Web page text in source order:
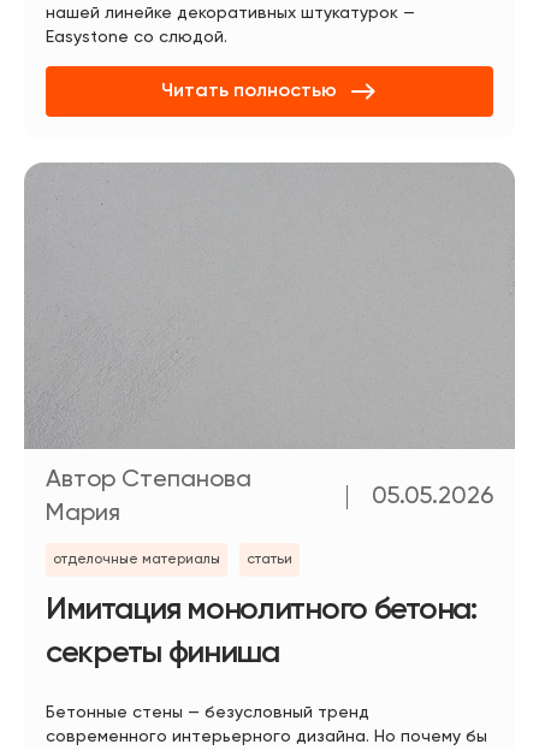
нашей линейке декоративных штукатурок —
Easystone со слюдой.
Читать полностью
Автор Степанова
Мария
05.05.2026
отделочные материалы статьи
Имитация монолитного бетона:
секреты финиша
Бетонные стены — безусловный тренд
современного интерьерного дизайна. Но почему бы